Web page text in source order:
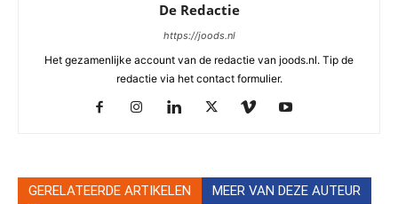
De Redactie
https://joods.nl
Het gezamenlijke account van de redactie van joods.nl. Tip de
redactie via het contact formulier.
GERELATEERDE ARTIKELEN MEER VAN DEZE AUTEUR